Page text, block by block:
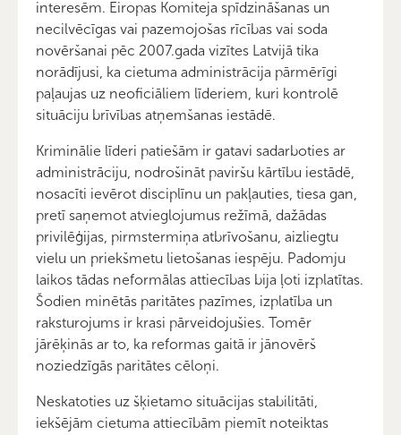
interesēm. Eiropas Komiteja spīdzināšanas un
necilvēcīgas vai pazemojošas rīcības vai soda
novēršanai pēc 2007.gada vizītes Latvijā tika
norādījusi, ka cietuma administrācija pārmērīgi
paļaujas uz neoficiāliem līderiem, kuri kontrolē
situāciju brīvības atņemšanas iestādē.
Kriminālie līderi patiešām ir gatavi sadarboties ar
administrāciju, nodrošināt paviršu kārtību iestādē,
nosacīti ievērot disciplīnu un pakļauties, tiesa gan,
pretī saņemot atvieglojumus režīmā, dažādas
privilēģijas, pirmstermiņa atbrīvošanu, aizliegtu
vielu un priekšmetu lietošanas iespēju. Padomju
laikos tādas neformālas attiecības bija ļoti izplatītas.
Šodien minētās paritātes pazīmes, izplatība un
raksturojums ir krasi pārveidojušies. Tomēr
jārēķinās ar to, ka reformas gaitā ir jānovērš
noziedzīgās paritātes cēloņi.
Neskatoties uz šķietamo situācijas stabilitāti,
iekšējām cietuma attiecībām piemīt noteiktas